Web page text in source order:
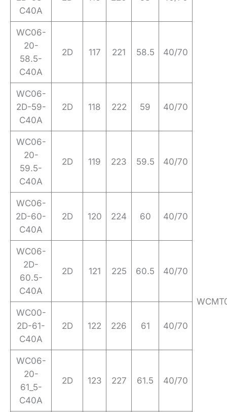
C40A
WC06-
20-
58.5-
C40A
2D 117 221 58.5 40/70
WC06-
2D-59-
C40A
2D 118 222 59 40/70
WC06-
20-
59.5-
C40A
2D 119 223 59.5 40/70
WC06-
2D-60-
C40A
2D 120 224 60 40/70
WC06-
2D-
60.5-
C40A
2D 121 225 60.5 40/70
WC00-
2D-61-
C40A
2D 122 226 61 40/70
WC06-
20-
61_5-
C40A
2D 123 227 61.5 40/70